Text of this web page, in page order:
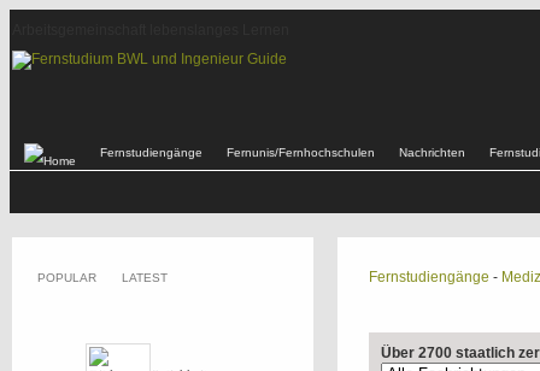
Fernstudiengänge Fernunis/Fernhochschulen Nachrichten
Fernstudiengänge -
Über 2700 staatlich
POPULAR LATEST